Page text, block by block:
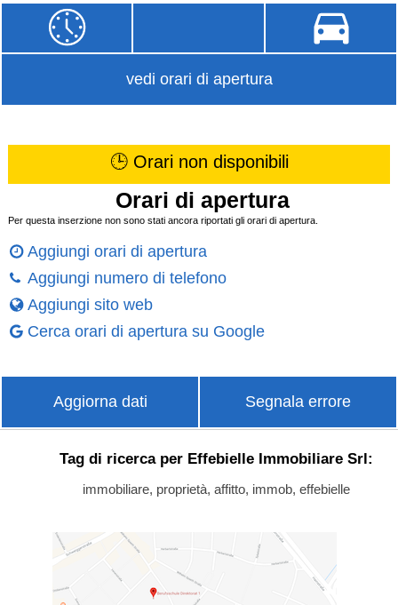
vedi orari di apertura
🕒 Orari non disponibili
Orari di apertura
Per questa inserzione non sono stati ancora riportati gli orari di apertura.
Aggiungi orari di apertura
Aggiungi numero di telefono
Aggiungi sito web
Cerca orari di apertura su Google
Aggiorna dati Segnala errore
Tag di ricerca per Effebielle Immobiliare Srl:
immobiliare, proprietà, affitto, immob, effebielle